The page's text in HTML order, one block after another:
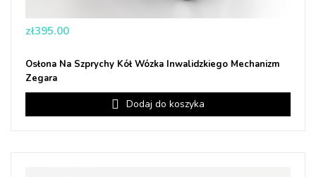
Price
zł395.00
Osłona Na Szprychy Kół Wózka Inwalidzkiego Mechanizm
Zegara
Dodaj do koszyka